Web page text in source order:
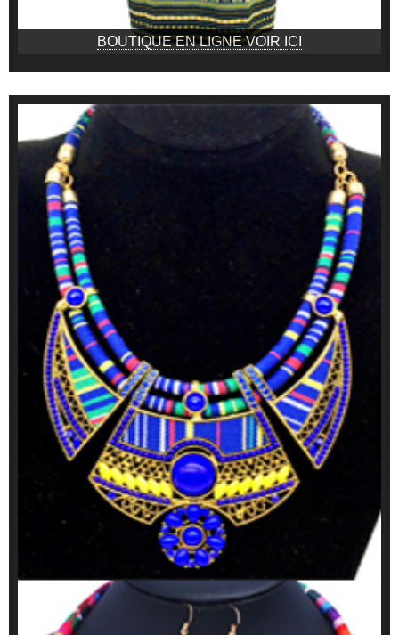
BOUTIQUE EN LIGNE VOIR ICI